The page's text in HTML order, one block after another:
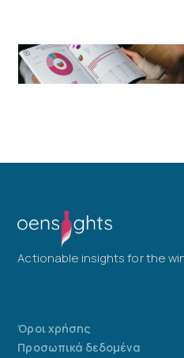
Actionable insights for the
Όροι χρήσης
Προσωπικά δεδομένα